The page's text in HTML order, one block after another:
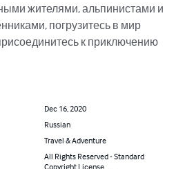
жителями, альпинистами и
погрузитесь в мир
к приключению
Dec 16, 2020
Russian
Travel & Adventure
All Rights Reserved - Standard
Copyright License